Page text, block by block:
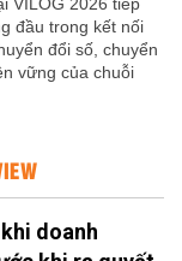
đầu trong kết nối
đổi số, chuyển
vững của chuỗi
doanh